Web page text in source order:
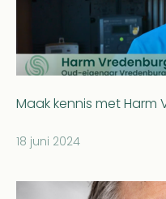
Maak kennis met Harm
18 juni 2024